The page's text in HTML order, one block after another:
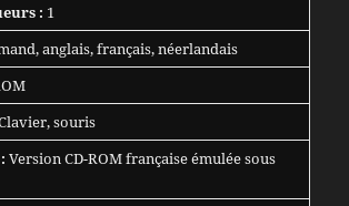
: 1
anglais, français, néerlandais
souris
Version CD-ROM française émulée sous